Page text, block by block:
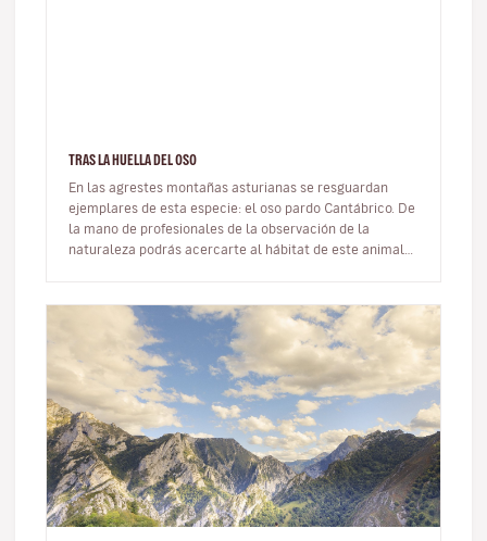
TRAS LA HUELLA DEL OSO
En las agrestes montañas asturianas se resguardan
ejemplares de esta especie: el oso pardo Cantábrico. De
la mano de profesionales de la observación de la
naturaleza podrás acercarte al hábitat de este animal